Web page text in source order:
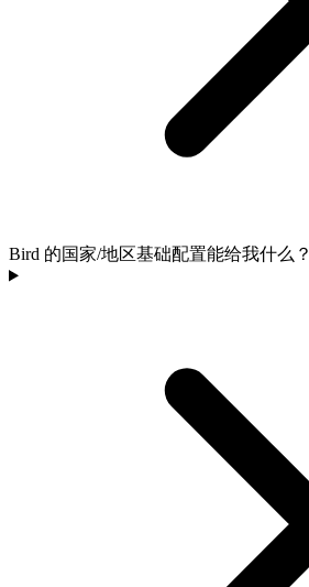
Bird 的国家/地区基础配置能给我什么？